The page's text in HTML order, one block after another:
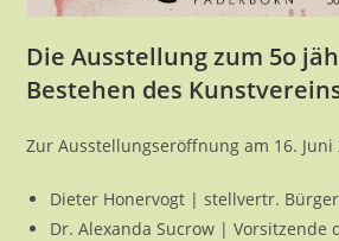
Die Ausstellung zum 5o
Bestehen des
Zur Ausstellungseröffnung am 16. Juni
Dieter Honervogt | stellvertr.
Dr. Alexanda Sucrow | Vorsitzende